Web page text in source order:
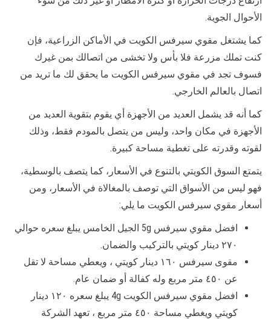
الأحوال الجوية.
كما يشتغل مقوي سيرفس الكويت في الأماكن الزراعية، فإن
كنت تملك مزرعة فلا بأس ولا تخشى من اتصالك بمن غيرك
فسوف تجد في مقوي سيرفس الكويت ما يحقق لك ما تريد من
اتصال بالعالم الخارجي.
كما أنه قد يشمل العديد من الأجهزة أي يقوم بتقوية العديد من
الأجهزة في مكان واحد، وليس من يتصل بالمودم فقط، وذلك
لقوته وقدرته على تغطية مساحة كبيرة.
يتمتع السوق الكويتي بالتنوع في الأسعار، كما يتصف بالوسطية،
فهو ليس من الأسواق التي توصف بالمغالاة في الأسعار، ومن
أسعار مقوي سيرفس الكويت ما يلي:
افضل مقوي سيرفس 5g الجيل الخامس يبلغ سعره حوالي
٢٧٠ دينار كويتي بالتركيب والضمان.
مقوى سيرفس ١٦٠ دينار كويتي ، ويعطي مساحة لا تقل
عن ٤٥٠ متر مربع وله كفالة أو ضمان عام.
افضل مقوي سيرفس الكويت 4g يبلغ سعره ١٢٠ دينار
كويتي ويغطي مساحة ٤٥٠ متر مربع ، تعهد الشركة